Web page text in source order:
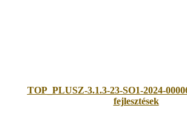
TOP_PLUSZ-3.1.3-23-SO1-2024-
fejlesztések